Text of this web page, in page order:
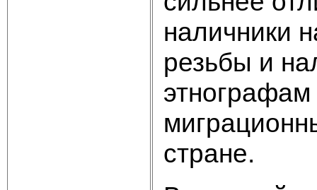
наличники
резьбы и
стране.